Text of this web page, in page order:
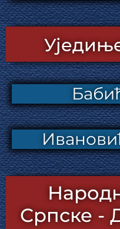
Српске -